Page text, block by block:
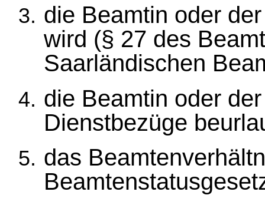
die Beamtin oder
wird (§ 27 des
Saarländischen
die Beamtin oder
Dienstbezüge
das